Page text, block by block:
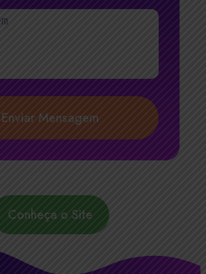
Enviar Mensagem
Conheça o Site